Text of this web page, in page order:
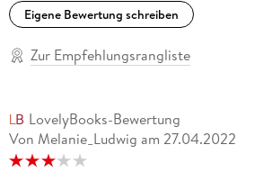
Eigene Bewertung schreiben
Zur Empfehlungsrangliste
LovelyBooks-Bewertung
Von Melanie_Ludwig am 27.04.2022